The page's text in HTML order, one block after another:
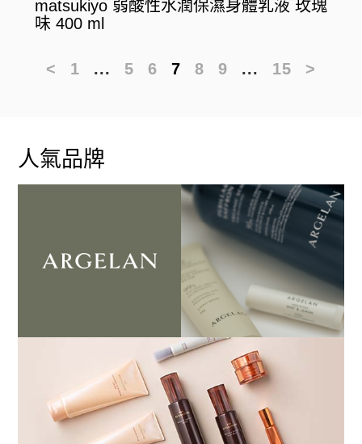
matsukiyo 弱酸性水潤保濕身體乳液 玫瑰
味 400 ml
< 1 ... 5 6 7 8 9 ... 15 >
人氣品牌